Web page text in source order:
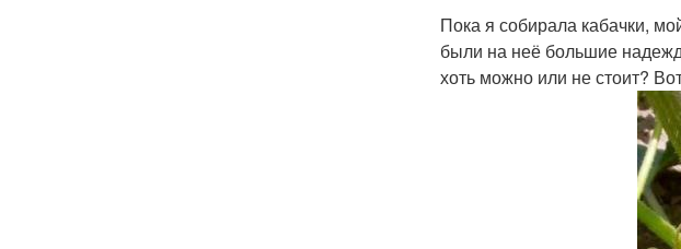
Пока я собирала кабачки,
были на неё большие
хоть можно или не стоит?